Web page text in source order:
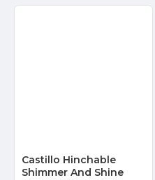
Castillo Hinchable
Shimmer And Shine